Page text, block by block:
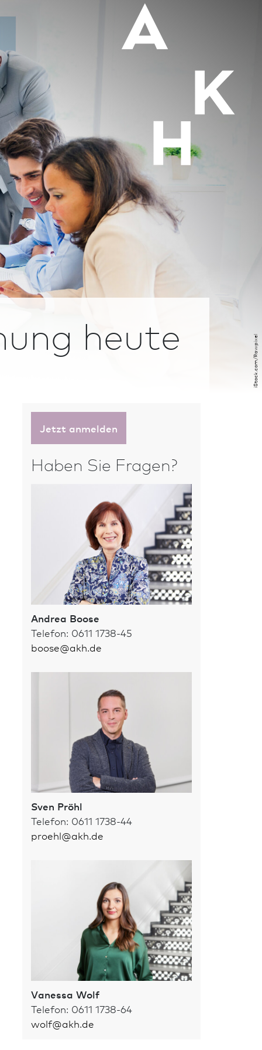
iStock.com/Rawpixel
heute
Jetzt anmelden
Haben Sie Fragen?
Andrea Boose
Telefon: 0611 1738-45
boose@akh.de
Sven Pröhl
Telefon: 0611 1738-44
proehl@akh.de
Vanessa Wolf
Telefon: 0611 1738-64
wolf@akh.de